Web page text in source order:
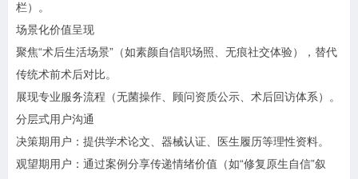
栏）。
场景化价值呈现
聚焦“术后生活场景”（如素颜自信职场照、无痕社交体验），替代
传统术前术后对比。
展现专业服务流程（无菌操作、顾问资质公示、术后回访体系）。
分层式用户沟通
决策期用户：提供学术论文、器械认证、医生履历等理性资料。
观望期用户：通过案例分享传递情绪价值（如“修复原生自信”叙